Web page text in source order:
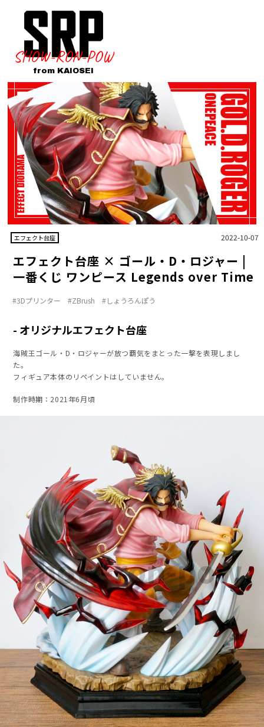
SHOW-RON-POW
from KAIOSEI
エフェクト台座 2022-10-07
エフェクト台座 × ゴール・D・ロジャー |
一番くじ ワンピース Legends over Time
3Dプリンター ZBrush しょうろんぽう
オリジナルエフェクト台座
海賊王ゴール・D・ロジャーが放つ覇気をまとった一撃を表現しまし
た。
フィギュア本体のリペイントはしていません。
制作時期：2021年6月頃